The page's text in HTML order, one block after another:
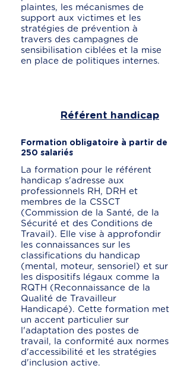
plaintes, les mécanismes de
support aux victimes et les
stratégies de prévention à
travers des campagnes de
sensibilisation ciblées et la mise
en place de politiques internes.
Référent handicap
Formation obligatoire à partir de
250 salariés
La formation pour le référent
handicap s'adresse aux
professionnels RH, DRH et
membres de la CSSCT
(Commission de la Santé, de la
Sécurité et des Conditions de
Travail). Elle vise à approfondir
les connaissances sur les
classifications du handicap
(mental, moteur, sensoriel) et sur
les dispositifs légaux comme la
RQTH (Reconnaissance de la
Qualité de Travailleur
Handicapé). Cette formation met
un accent particulier sur
l'adaptation des postes de
travail, la conformité aux normes
d'accessibilité et les stratégies
d'inclusion active.